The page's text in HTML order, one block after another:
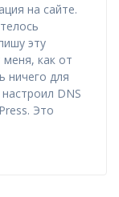
на сайте.
эту
как от
ничего для
DNS
Это